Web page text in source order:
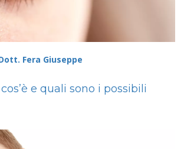
Fera Giuseppe
e quali sono i possibili